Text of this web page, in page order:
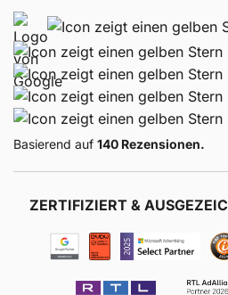
Basierend auf 140 Rezensionen.
ZERTIFIZIERT &